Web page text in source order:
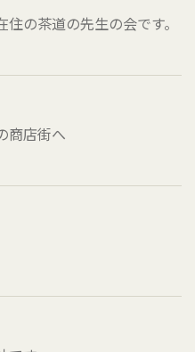
の茶道の先生の会です。
商店街へ